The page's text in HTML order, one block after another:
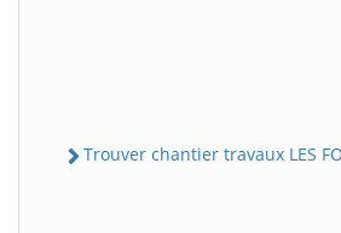
Trouver chantier travaux LES